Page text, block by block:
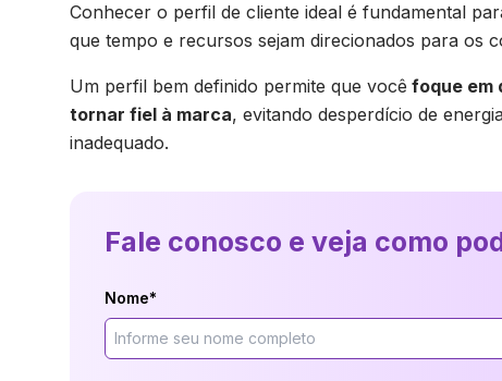
Conhecer o perfil de cliente ideal é fundamental
que tempo e recursos sejam direcionados para os
Um perfil bem definido permite que você foque em
tornar fiel à marca, evitando desperdício de
inadequado.
Fale conosco e veja como
Nome*